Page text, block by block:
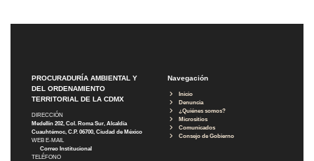
PROCURADURÍA AMBIENTAL Y
DEL ORDENAMIENTO
TERRITORIAL DE LA CDMX
DIRECCIÓN
Medellín 202, Col. Roma Sur, Alcaldía
Cuauhtémoc, C.P. 06700, Ciudad de México
WEB E-MAIL
Correo Institucional
TELÉFONO
Navegación
Inicio
Denuncia
¿Quiénes somos?
Micrositios
Comunicados
Consejo de Gobierno